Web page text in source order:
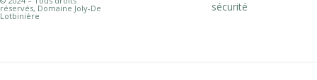
réservés, Domaine Joly-De
Lotbinière
sécurité